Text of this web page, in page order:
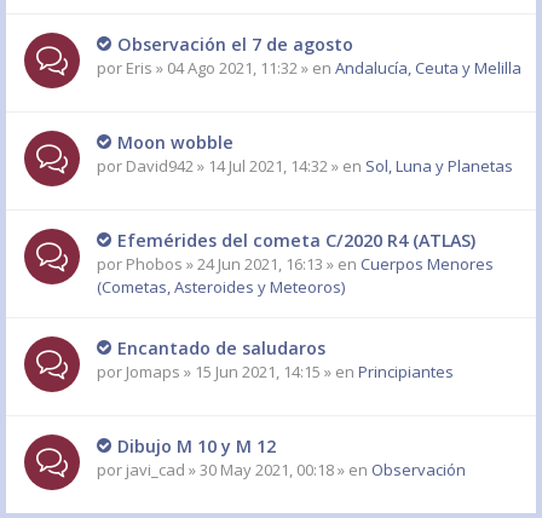
Observación el 7 de agosto
por Eris » 04 Ago 2021, 11:32 » en Andalucía, Ceuta y Melilla
Moon wobble
por David942» 14 Jul 2021, 14:32 » en Sol, Luna y Planetas
Efemérides del cometa C/2020 R4 (ATLAS)
por Phobos » 24 Jun 2021, 16:13 » en Cuerpos Menores
(Cometas, Asteroides y Meteoros)
Encantado de saludaros
por Jomaps » 15 Jun 2021, 14:15 » en Principiantes
Dibujo M 10 y M 12
por javi_cad » 30 May 2021, 00:18 » en Observación